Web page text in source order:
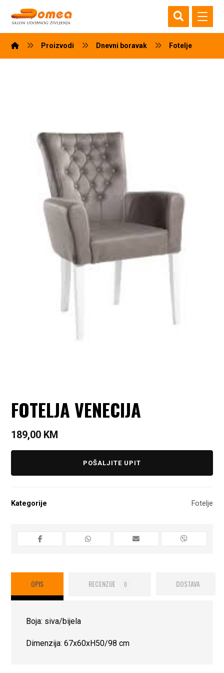
Proizvodi Dnevni boravak Fotelje
FOTELJA VENECIJA
189,00 KM
POŠALJITE UPIT
Kategorije Fotelje
OPIS RECENZIJE 0 DOSTAVA
Boja: siva/bijela
Dimenzija: 67x60xH50/98 cm